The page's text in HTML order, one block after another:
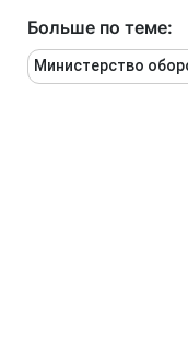
Больше по теме:
Министерство